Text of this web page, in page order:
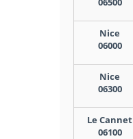
Nice
06000
Nice
06300
Le Cannet
06100